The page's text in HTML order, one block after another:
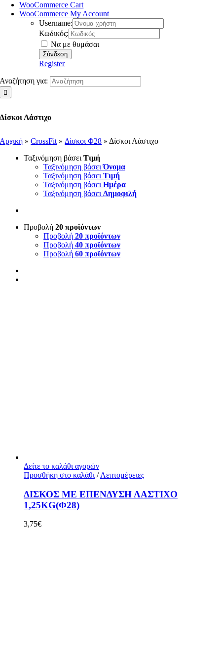
WooCommerce Cart
WooCommerce My Account
Username:
Κωδικός:
Να με θυμάσαι
Register
Αναζήτηση για:
Δίσκοι Λάστιχο
Αρχική »CrossFit » Δίσκοι Φ28 » Δίσκοι Λάστιχο
Ταξινόμηση βάσει Τιμή
Ταξινόμηση βάσειΌνομα
Ταξινόμηση βάσει Τιμή
Ταξινόμηση βάσει Ημέρα
Ταξινόμηση βάσει Δημοφιλή
Προβολή 20 προϊόντων
Προβολή 20 προϊόντων
Προβολή 40 προϊόντων
Προβολή 60 προϊόντων
Δείτε το καλάθι αγορών
Προσθήκη στο καλάθι / Λεπτομέρειες
ΔΙΣΚΟΣ ΜΕ ΕΠΕΝΔΥΣΗ ΛΑΣΤΙΧΟ
1,25KG(Φ28)
3,75€